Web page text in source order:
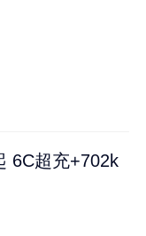
6C超充+702k